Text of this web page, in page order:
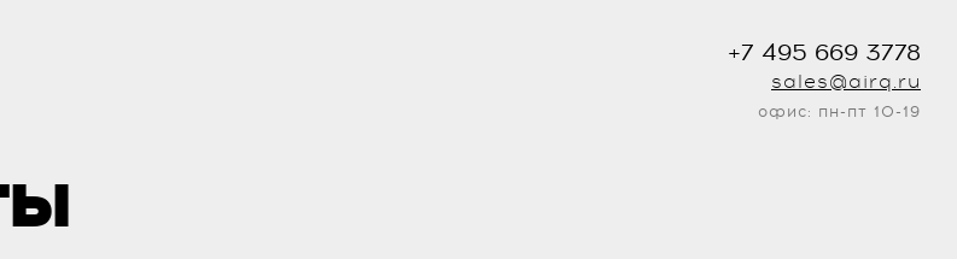
+7 495 669 3778
sales@airq.ru
офис: пн-пт 10-19